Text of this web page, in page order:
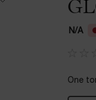
N/A
One